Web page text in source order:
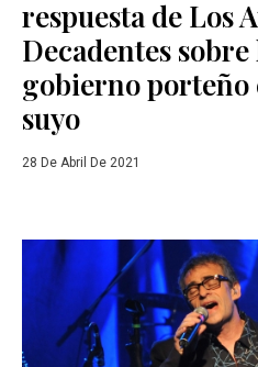
respuesta de Los
Decadentes
gobierno porteño
suyo
28 De Abril De 2021